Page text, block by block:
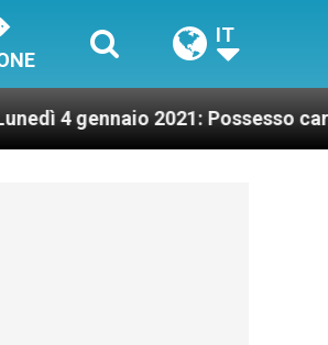
IT
2021: Possesso cardinalizio